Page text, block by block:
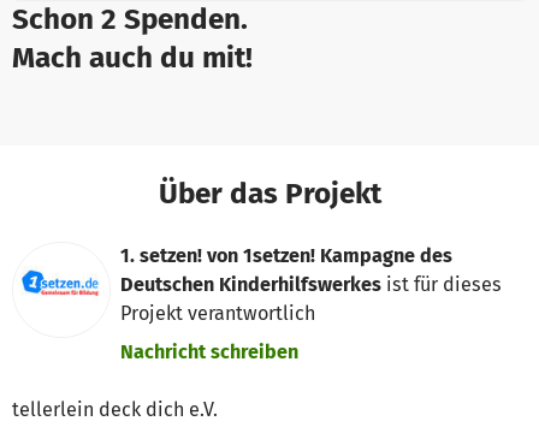
Schon 2 Spenden.
Mach auch du mit!
Über das Projekt
1. setzen! von 1setzen! Kampagne des
Deutschen Kinderhilfswerkes ist für dieses
Projekt verantwortlich
Nachricht schreiben
tellerlein deck dich e.V.